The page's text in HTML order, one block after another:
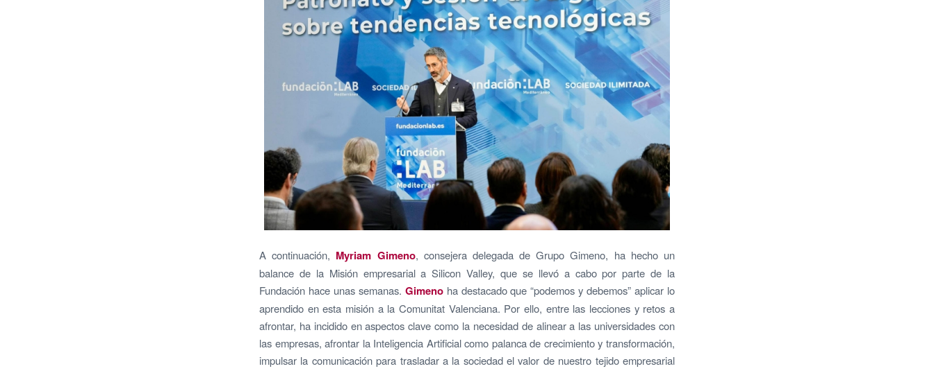
A continuación, Myriam Gimeno, consejera delegada de Grupo Gimeno, ha hecho un
balance de la Misión empresarial a Silicon Valley, que se llevó a cabo por parte de la
Fundación hace unas semanas. Gimenoha destacado que “podemos y debemos” aplicar lo
aprendido en esta misión a la Comunitat Valenciana. Por ello, entre las lecciones y retos a
afrontar, ha incidido en aspectos clave como la necesidad de alinear a las universidades con
las empresas, afrontar la Inteligencia Artificial como palanca de crecimiento y transformación,
impulsar la comunicación para trasladar a la sociedad el valor de nuestro tejido empresarial